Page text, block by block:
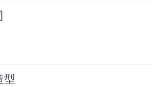
型